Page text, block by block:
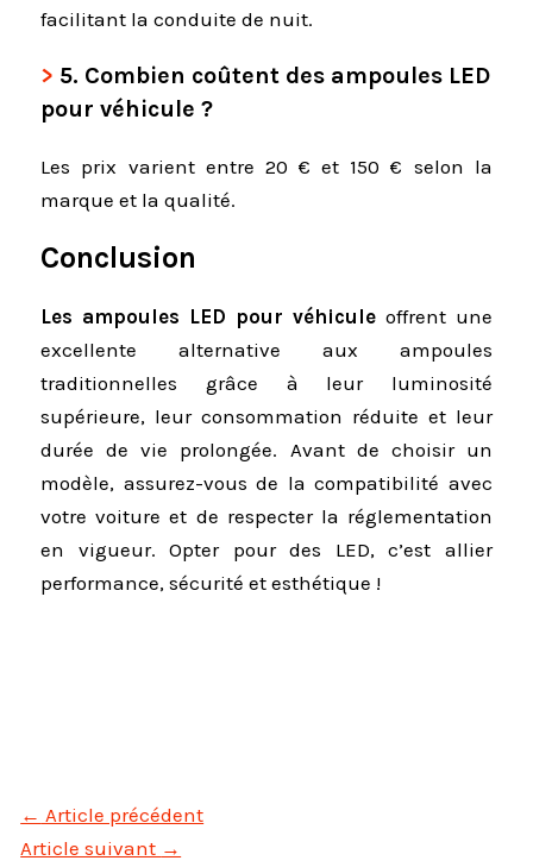
facilitant la conduite de nuit.
5. Combien coûtent des ampoules LED
pour véhicule ?
Les prix varient entre 20 € et 150 € selon la
marque et la qualité.
Conclusion
Les ampoules LED pour véhiculeoffrent une
excellente alternative aux ampoules
traditionnelles grâce à leur luminosité
supérieure, leur consommation réduite et leur
durée de vie prolongée. Avant de choisir un
modèle, assurez-vous de la compatibilité avec
votre voiture et de respecter la réglementation
en vigueur. Opter pour des LED, c’est allier
performance, sécurité et esthétique !
← Article précédent
Article suivant →